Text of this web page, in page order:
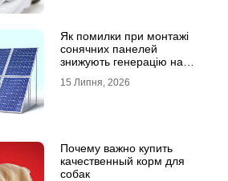
Як помилки при монтажі
сонячних панелей
знижують генерацію на
15 Липня, 2026
Почему важно купить
качественный корм для
собак